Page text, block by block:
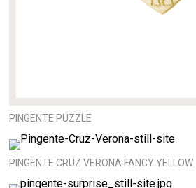
PINGENTE PUZZLE
PINGENTE CRUZ VERONA FANCY YELLOW